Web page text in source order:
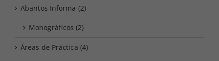
Abantos Informa (2)
Monográficos (2)
Áreas de Práctica (4)